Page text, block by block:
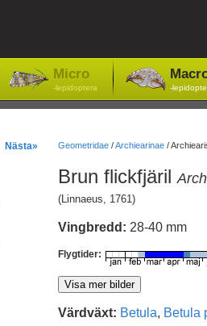
Micro
-lepidoptera -
Geometridae/Archiearinae/
Brun flickfjäril
(Linnaeus, 1761)
Vingbredd: 28-40 mm
Flygtider:
Värdväxt: Betula, Betula
Nästa»